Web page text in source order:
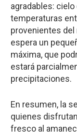
agradables:
temperaturas
provenientes del
espera un
máxima, que
estará
precipitaciones.
En resumen, la
quienes
fresco al